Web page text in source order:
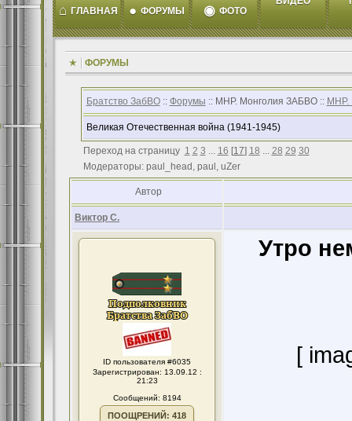
⌂ ГЛАВНАЯ ● ФОРУМЫ ◉ ФОТО
ФОРУМЫ
Братство ЗабВО:: Форумы :: МНР. Монголия ЗАБВО :: МНР.
Великая Отечественная война (1941-1945)
Переход на страницу 1 2 3 ... 16 [17] 18 ... 28 29 30
Модераторы: paul_head, paul, uZer
Автор
Виктор С.
ID пользователя #6035
Зарегистрирован: 13.09.12 :
21:23
Сообщений: 8194
ПООЩРЕНИЙ: 418
Утро
[